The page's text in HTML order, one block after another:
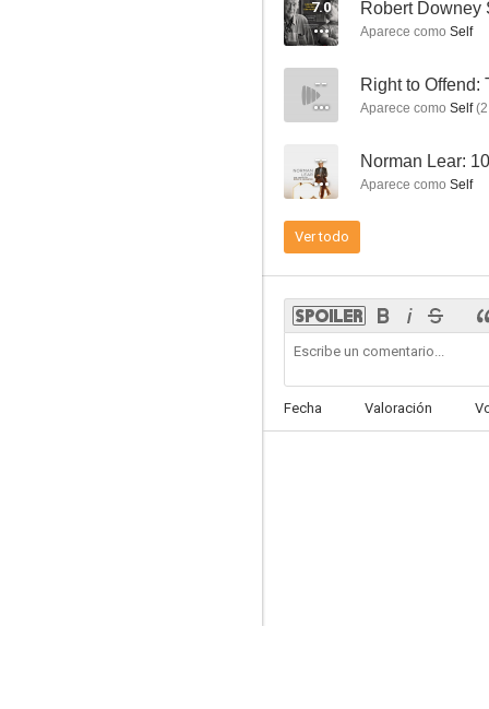
--
--
7.0 Robert Downey
Aparece como Self
--
Aparece como Self(2
--
Aparece como Self
Ver todo
Fecha Valoración